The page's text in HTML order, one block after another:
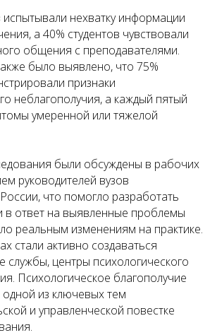
испытывали нехватку информации
а 40% студентов чувствовали
общения с преподавателями.
было выявлено, что 75%
признаки
неблагополучия, а каждый пятый
умеренной или тяжелой
были обсуждены в рабочих
руководителей вузов
что помогло разработать
в ответ на выявленные проблемы
реальным изменениям на практике.
стали активно создаваться
службы, центры психологического
Психологическое благополучие
одной из ключевых тем
и управленческой повестке